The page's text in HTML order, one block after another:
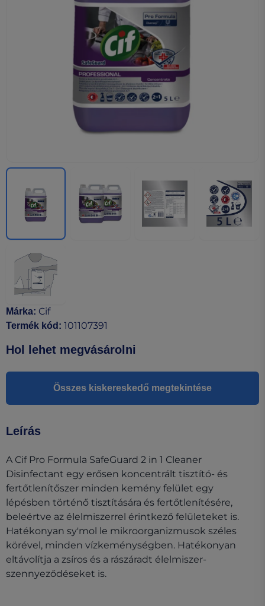
Márka: Cif
Termék kód : 101107391
Hol lehet megvásárolni
Összes kiskereskedő megtekintése
Leírás
A Cif Pro Formula SafeGuard 2 in 1 Cleaner
Disinfectant egy erősen koncentrált tisztító- és
fertőtlenítőszer minden kemény felület egy
lépésben történő tisztítására és fertőtlenítésére,
beleértve az élelmiszerrel érintkező felületeket is.
Hatékonyan sy'mol le mikroorganizmusok széles
körével, minden vízkeménységben. Hatékonyan
eltávolítja a zsíros és a rászáradt élelmiszer-
szennyeződéseket is.